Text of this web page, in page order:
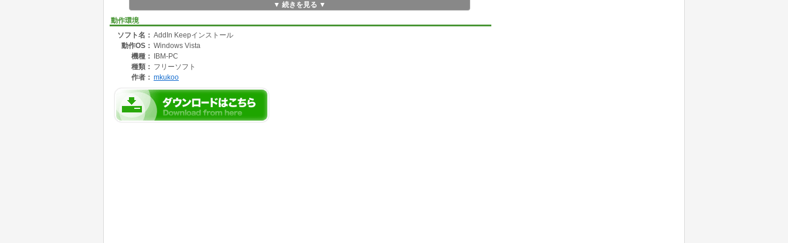
▼ 続きを見る ▼
動作環境
ソフト名： AddIn Keepインストール
動作OS： Windows Vista
機種：
IBM-PC
種類： フリーソフト
作者： mkukoo